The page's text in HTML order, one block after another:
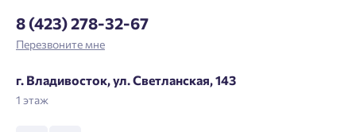
8 (423) 278-32-67
Перезвоните мне
г. Владивосток, ул. Светланская, 143
1 этаж